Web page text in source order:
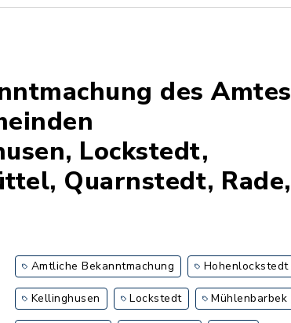
des Amtes
Lockstedt,
Quarnstedt, Rade,
Amtliche Bekanntmachung Hohenlockstedt
Kellinghusen Lockstedt Mühlenbarbek